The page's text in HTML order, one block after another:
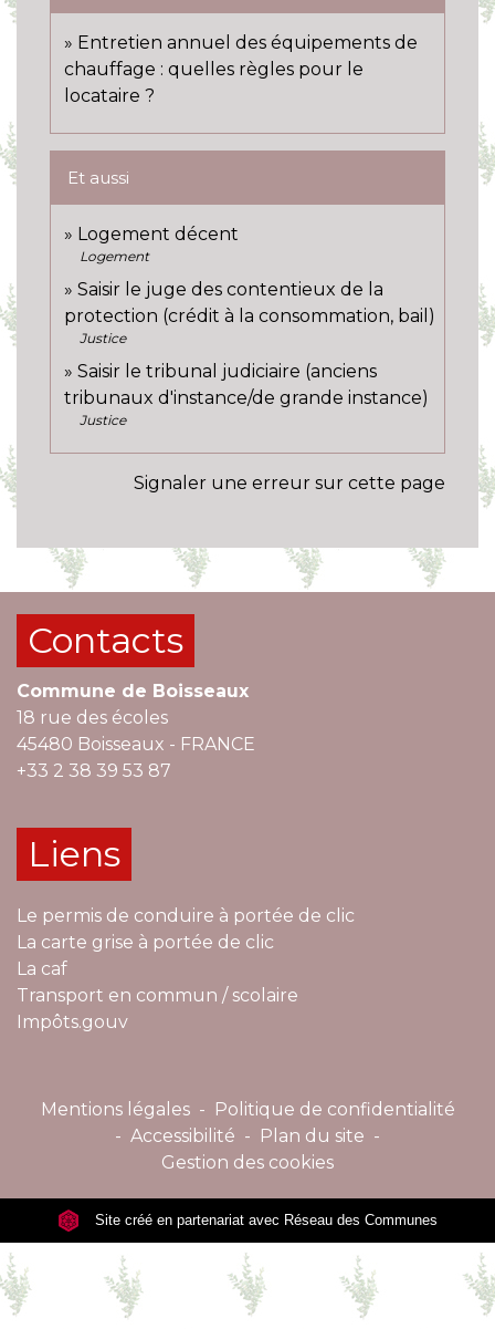
Entretien annuel des équipements de
chauffage : quelles règles pour le
locataire ?
Et aussi
Logement décent
Logement
Saisir le juge des contentieux de la
protection (crédit à la consommation, bail)
Justice
Saisir le tribunal judiciaire (anciens
tribunaux d'instance/de grande instance)
Justice
Signaler une erreur sur cette page
Contacts
Commune de Boisseaux
18 rue des écoles
45480 Boisseaux - FRANCE
+33 2 38 39 53 87
Liens
Le permis de conduire à portée de clic
La carte grise à portée de clic
La caf
Transport en commun / scolaire
Impôts.gouv
Mentions légales - Politique de confidentialité
- Accessibilité - Plan du site -
Gestion des cookies
Site créé en partenariat avec Réseau des Communes